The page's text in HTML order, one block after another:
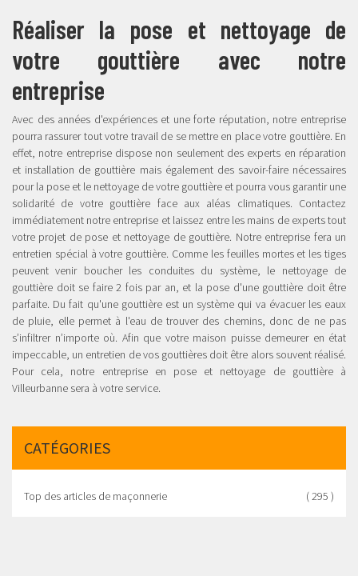
Réaliser la pose et nettoyage de
votre gouttière avec notre
entreprise
Avec des années d'expériences et une forte réputation, notre entreprise
pourra rassurer tout votre travail de se mettre en place votre gouttière. En
effet, notre entreprise dispose non seulement des experts en réparation
et installation de gouttière mais également des savoir-faire nécessaires
pour la pose et le nettoyage de votre gouttière et pourra vous garantir une
solidarité de votre gouttière face aux aléas climatiques. Contactez
immédiatement notre entreprise et laissez entre les mains de experts tout
votre projet de pose et nettoyage de gouttière. Notre entreprise fera un
entretien spécial à votre gouttière. Comme les feuilles mortes et les tiges
peuvent venir boucher les conduites du système, le nettoyage de
gouttière doit se faire 2 fois par an, et la pose d'une gouttière doit être
parfaite. Du fait qu'une gouttière est un système qui va évacuer les eaux
de pluie, elle permet à l'eau de trouver des chemins, donc de ne pas
s’infiltrer n’importe où. Afin que votre maison puisse demeurer en état
impeccable, un entretien de vos gouttières doit être alors souvent réalisé.
Pour cela, notre entreprise en pose et nettoyage de gouttière à
Villeurbanne sera à votre service.
CATÉGORIES
Top des articles de maçonnerie ( 295 )